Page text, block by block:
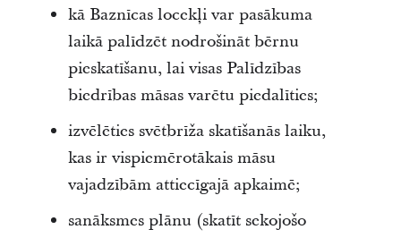
kā Baznīcas locekļi var pasākuma
laikā palīdzēt nodrošināt bērnu
pieskatīšanu, lai visas Palīdzības
biedrības māsas varētu piedalīties;
izvēlēties svētbrīža skatīšanās laiku,
kas ir vispiemērotākais māsu
vajadzībām attiecīgajā apkaimē;
sanāksmes plānu (skatīt sekojošo